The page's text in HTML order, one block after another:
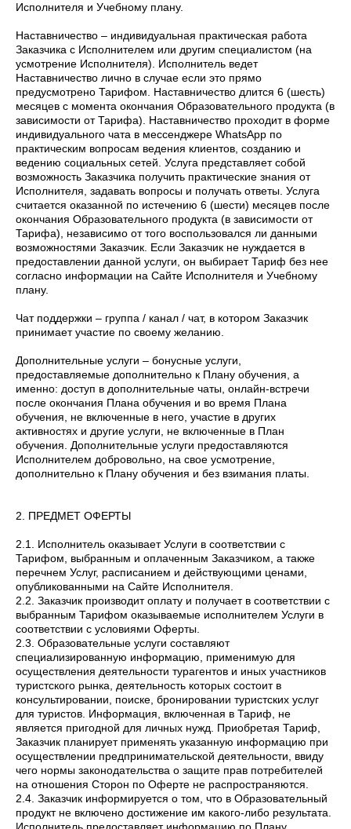
Исполнителя и Учебному плану.
Наставничество – индивидуальная практическая работа
Заказчика с Исполнителем или другим специалистом (на
усмотрение Исполнителя). Исполнитель ведет
Наставничество лично в случае если это прямо
предусмотрено Тарифом. Наставничество длится 6 (шесть)
месяцев с момента окончания Образовательного продукта (в
зависимости от Тарифа). Наставничество проходит в форме
индивидуального чата в мессенджере WhatsApp по
практическим вопросам ведения клиентов, созданию и
ведению социальных сетей. Услуга представляет собой
возможность Заказчика получить практические знания от
Исполнителя, задавать вопросы и получать ответы. Услуга
считается оказанной по истечению 6 (шести) месяцев после
окончания Образовательного продукта (в зависимости от
Тарифа), независимо от того воспользовался ли данными
возможностями Заказчик. Если Заказчик не нуждается в
предоставлении данной услуги, он выбирает Тариф без нее
согласно информации на Сайте Исполнителя и Учебному
плану.
Чат поддержки – группа / канал / чат, в котором Заказчик
принимает участие по своему желанию.
Дополнительные услуги – бонусные услуги,
предоставляемые дополнительно к Плану обучения, а
именно: доступ в дополнительные чаты, онлайн-встречи
после окончания Плана обучения и во время Плана
обучения, не включенные в него, участие в других
активностях и другие услуги, не включенные в План
обучения. Дополнительные услуги предоставляются
Исполнителем добровольно, на свое усмотрение,
дополнительно к Плану обучения и без взимания платы.
2. ПРЕДМЕТ ОФЕРТЫ
2.1. Исполнитель оказывает Услуги в соответствии с
Тарифом, выбранным и оплаченным Заказчиком, а также
перечнем Услуг, расписанием и действующими ценами,
опубликованными на Сайте Исполнителя.
2.2. Заказчик производит оплату и получает в соответствии с
выбранным Тарифом оказываемые исполнителем Услуги в
соответствии с условиями Оферты.
2.3. Образовательные услуги составляют
специализированную информацию, применимую для
осуществления деятельности турагентов и иных участников
туристского рынка, деятельность которых состоит в
консультировании, поиске, бронировании туристских услуг
для туристов. Информация, включенная в Тариф, не
является пригодной для личных нужд. Приобретая Тариф,
Заказчик планирует применять указанную информацию при
осуществлении предпринимательской деятельности, ввиду
чего нормы законодательства о защите прав потребителей
на отношения Сторон по Оферте не распространяются.
2.4. Заказчик информируется о том, что в Образовательный
продукт не включено достижение им какого-либо результата.